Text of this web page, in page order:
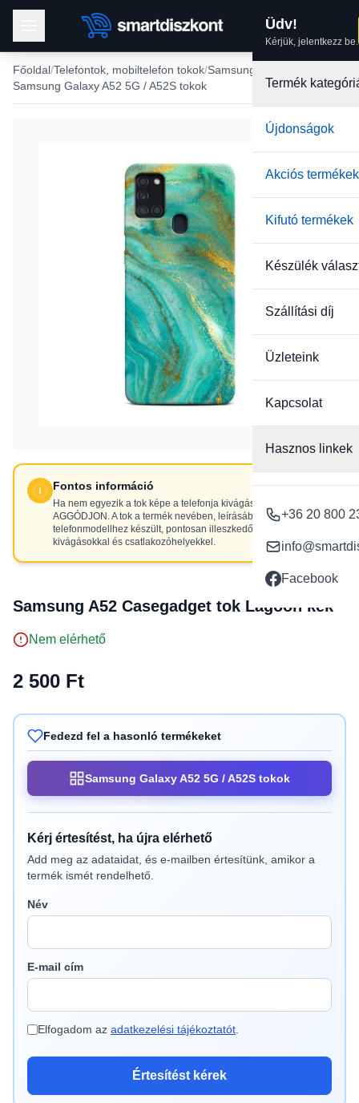
Üdv!
Kérjük, jelentkezz be.
Termék
Újdonságok
Akciós termékek
Kifutó termékek
Készülék
Szállítási díj
Üzleteink
Kapcsolat
Hasznos linkek
+36 20 800
Facebook
Főoldal Telefontok, mobiltelefon tokok Samsung tokok
Samsung Galaxy A52 5G / A52S tokok
Fontos információ
Ha nem egyezik a tok képe a telefonja kivágásaival, NE
AGGÓDJON. A tok a termék nevében, leírásában szereplő
telefonmodellhez készült, pontosan illeszkedő
kivágásokkal és csatlakozóhelyekkel.
Samsung A52 Casegadget tok Lagoon kék
Nem elérhető
2 500 Ft
Fedezd fel a hasonló termékeket
Samsung Galaxy A52 5G / A52S tokok
Kérj értesítést, ha újra elérhető
Add meg az adataidat, és e-mailben értesítünk, amikor a
termék ismét rendelhető.
Név
E-mail cím
Elfogadom az adatkezelési tájékoztatót
Értesítést kérek